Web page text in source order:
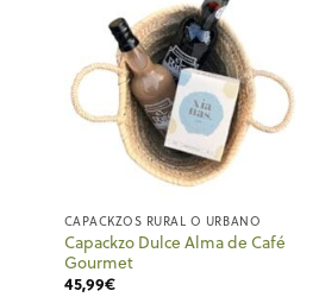
CAPACKZOS RURAL O URBANO
Capackzo Dulce Alma de Café
Gourmet
45,99€